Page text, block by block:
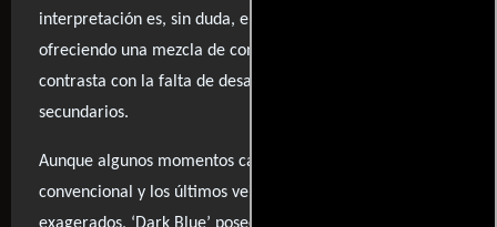
interpretación es, sin duda, el punto más destacado,
ofreciendo una mezcla de control y sinceridad que
contrasta con la falta de desarrollo de los personajes
secundarios.
Aunque algunos momentos caen en el melodrama
convencional y los últimos veinte minutos resultan
exagerados, ‘Dark Blue’ posee una energía que rara vez